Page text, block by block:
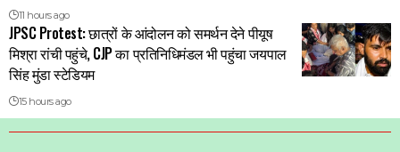
11 hours ago
JPSC Protest: छात्रों के आंदोलन को समर्थन देने पीयूष
मिश्रा रांची पहुंचे, CJP का प्रतिनिधिमंडल भी पहुंचा जयपाल
सिंह मुंडा स्टेडियम
15 hours ago